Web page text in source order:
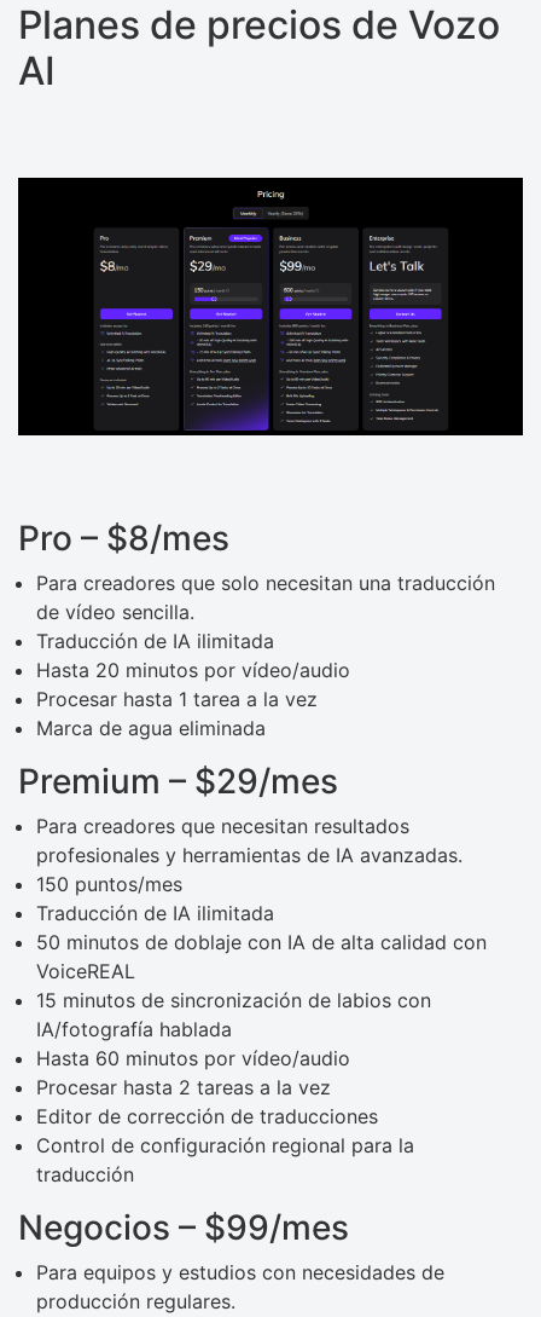
Planes de precios de Vozo
AI
Pro – $8/mes
Para creadores que solo necesitan una traducción
de vídeo sencilla.
Traducción de IA ilimitada
Hasta 20 minutos por vídeo/audio
Procesar hasta 1 tarea a la vez
Marca de agua eliminada
Premium – $29/mes
Para creadores que necesitan resultados
profesionales y herramientas de IA avanzadas.
150 puntos/mes
Traducción de IA ilimitada
50 minutos de doblaje con IA de alta calidad con
VoiceREAL
15 minutos de sincronización de labios con
IA/fotografía hablada
Hasta 60 minutos por vídeo/audio
Procesar hasta 2 tareas a la vez
Editor de corrección de traducciones
Control de configuración regional para la
traducción
Negocios – $99/mes
Para equipos y estudios con necesidades de
producción regulares.